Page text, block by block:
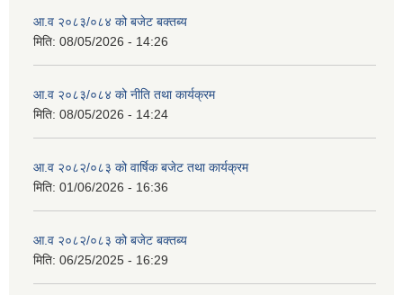
आ.व २०८३/०८४ को बजेट बक्तब्य
मिति: 08/05/2026 - 14:26
आ.व २०८३/०८४ को नीति तथा कार्यक्रम
मिति: 08/05/2026 - 14:24
आ.व २०८२/०८३ को वार्षिक बजेट तथा कार्यक्रम
मिति: 01/06/2026 - 16:36
आ.व २०८२/०८३ को बजेट बक्तब्य
मिति: 06/25/2025 - 16:29